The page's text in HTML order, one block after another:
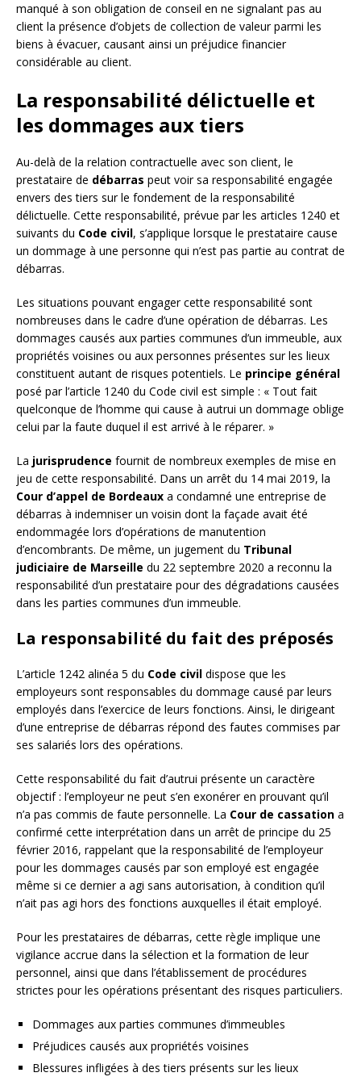
manqué à son obligation de conseil en ne signalant pas au
client la présence d’objets de collection de valeur parmi les
biens à évacuer, causant ainsi un préjudice financier
considérable au client.
La responsabilité délictuelle et
les dommages aux tiers
Au-delà de la relation contractuelle avec son client, le
prestataire de débarras peut voir sa responsabilité engagée
envers des tiers sur le fondement de la responsabilité
délictuelle. Cette responsabilité, prévue par les articles 1240 et
suivants du Code civil, s’applique lorsque le prestataire cause
un dommage à une personne qui n’est pas partie au contrat de
débarras.
Les situations pouvant engager cette responsabilité sont
nombreuses dans le cadre d’une opération de débarras. Les
dommages causés aux parties communes d’un immeuble, aux
propriétés voisines ou aux personnes présentes sur les lieux
constituent autant de risques potentiels. Le principe général
posé par l’article 1240 du Code civil est simple : « Tout fait
quelconque de l’homme qui cause à autrui un dommage oblige
celui par la faute duquel il est arrivé à le réparer. »
La jurisprudence fournit de nombreux exemples de mise en
jeu de cette responsabilité. Dans un arrêt du 14 mai 2019, la
Cour d’appel de Bordeaux a condamné une entreprise de
débarras à indemniser un voisin dont la façade avait été
endommagée lors d’opérations de manutention
d’encombrants. De même, un jugement du Tribunal
judiciaire de Marseille du 22 septembre 2020 a reconnu la
responsabilité d’un prestataire pour des dégradations causées
dans les parties communes d’un immeuble.
La responsabilité du fait des préposés
L’article 1242 alinéa 5 du Code civil dispose que les
employeurs sont responsables du dommage causé par leurs
employés dans l’exercice de leurs fonctions. Ainsi, le dirigeant
d’une entreprise de débarras répond des fautes commises par
ses salariés lors des opérations.
Cette responsabilité du fait d’autrui présente un caractère
objectif : l’employeur ne peut s’en exonérer en prouvant qu’il
n’a pas commis de faute personnelle. La Cour de cassation a
confirmé cette interprétation dans un arrêt de principe du 25
février 2016, rappelant que la responsabilité de l’employeur
pour les dommages causés par son employé est engagée
même si ce dernier a agi sans autorisation, à condition qu’il
n’ait pas agi hors des fonctions auxquelles il était employé.
Pour les prestataires de débarras, cette règle implique une
vigilance accrue dans la sélection et la formation de leur
personnel, ainsi que dans l’établissement de procédures
strictes pour les opérations présentant des risques particuliers.
Dommages aux parties communes d’immeubles
Préjudices causés aux propriétés voisines
Blessures infligées à des tiers présents sur les lieux